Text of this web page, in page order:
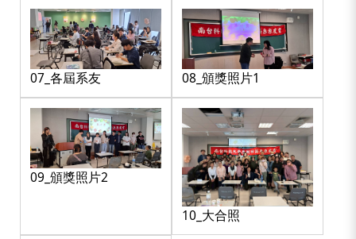
07_各屆系友 08_頒獎照片1
09_頒獎照片2
10_大合照